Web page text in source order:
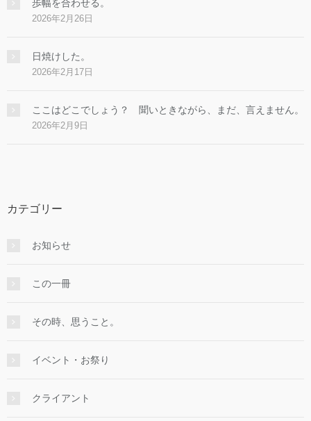
歩幅を合わせる。
2026年2月26日
日焼けした。
2026年2月17日
ここはどこでしょう？ 聞いときながら、まだ、言えません。
2026年2月9日
カテゴリー
お知らせ
この一冊
その時、思うこと。
イベント・お祭り
クライアント